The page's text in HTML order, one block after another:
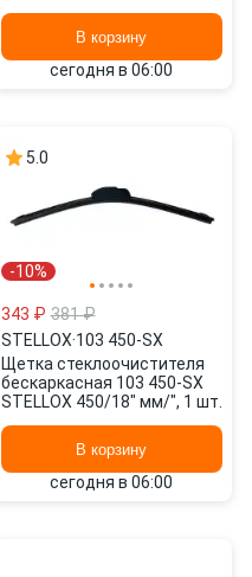
В корзину
сегодня в 06:00
5.0
-10%
343 ₽ 381 ₽
STELLOX·103 450-SX
Щетка стеклоочистителя
бескаркасная 103 450-SX
STELLOX 450/18" мм/", 1 шт.
В корзину
сегодня в 06:00